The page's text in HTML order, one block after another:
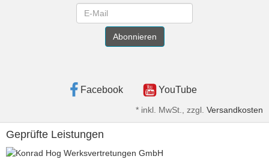
Abonnieren
Facebook YouTube
* inkl. MwSt., zzgl. Versandkosten
Geprüfte Leistungen